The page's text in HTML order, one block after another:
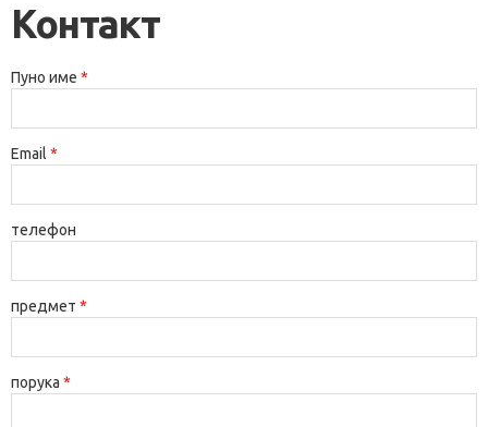
Контакт
Пуно име *
Email *
телефон
предмет *
порука *